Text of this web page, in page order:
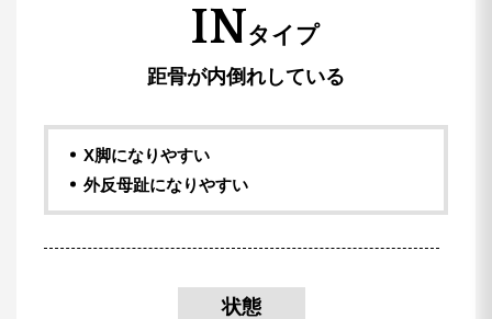
INタイプ
距骨が内倒れしている
X脚になりやすい
外反母趾になりやすい
状態